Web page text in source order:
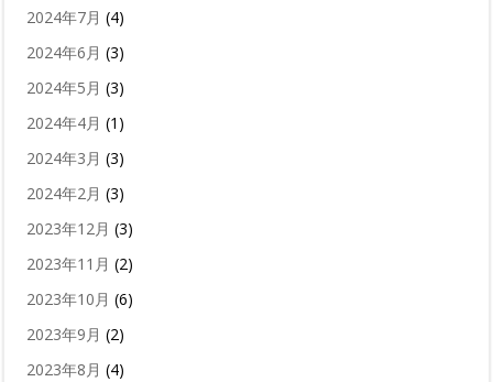
2024年7月 (4)
2024年6月 (3)
2024年5月 (3)
2024年4月 (1)
2024年3月 (3)
2024年2月 (3)
2023年12月 (3)
2023年11月 (2)
2023年10月 (6)
2023年9月 (2)
2023年8月 (4)